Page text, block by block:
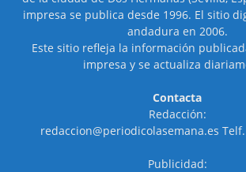
impresa se publica desde 1996. El sitio
andadura en 2006.
Este sitio refleja la información
impresa y se actualiza
Contacta
Redacción:
redaccion@periodicolasemana.es
Publicidad: